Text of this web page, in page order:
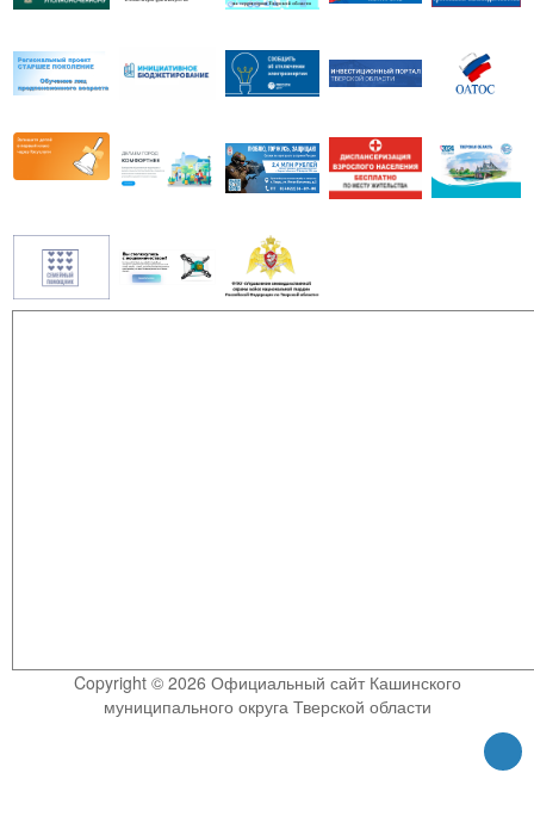
Copyright © 2026 Официальный сайт Кашинского
муниципального округа Тверской области